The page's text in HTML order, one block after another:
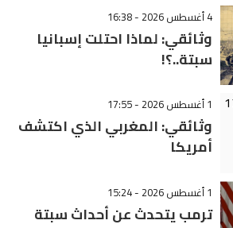
4 أغسطس 2026 - 16:38
وثائقي: لماذا احتلت إسبانيا
سبتة..؟!
1 أغسطس 2026 - 17:55
وثائقي: المغربي الذي اكتشف
أمريكا
1 أغسطس 2026 - 15:24
ترمب يتحدث عن أحداث سبتة